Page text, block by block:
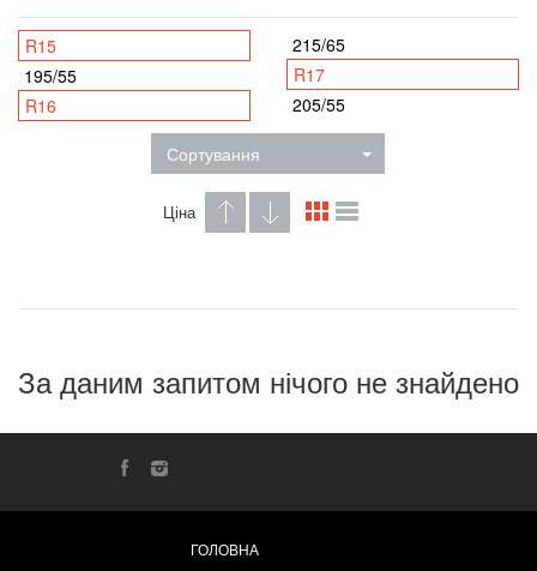
R15
195/55
R16
215/65
R17
205/55
Сортування
Ціна
За даним запитом нічого не знайдено
ГОЛОВНА